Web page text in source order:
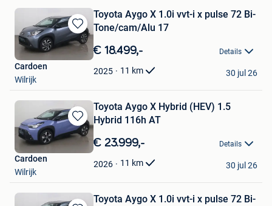
Bewaren
in
Mijn
Favorieten
Toyota Aygo X 1.0i vvt-i x pulse 72 Bi-
Tone/cam/Alu 17
€ 18.499,- Details
2025 11 km
Cardoen
Wilrijk
30 jul 26
Bewaren
in
Favorieten
Toyota Aygo X Hybrid (HEV) 1.5
Hybrid 116h AT
€ 23.999,- Details
2026 11 km
Cardoen
Wilrijk
30 jul 26
Toyota Aygo X 1.0i vvt-i x pulse 72 Bi-